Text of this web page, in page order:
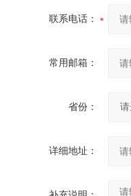
联系电话：
常用邮箱：
省份：
详细地址：